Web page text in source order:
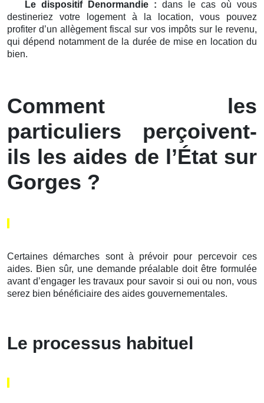
Le dispositif Denormandie : dans le cas où vous
destineriez votre logement à la location, vous pouvez
profiter d’un allègement fiscal sur vos impôts sur le revenu,
qui dépend notamment de la durée de mise en location du
bien.
Comment les
particuliers perçoivent-
ils les aides de l’État sur
Gorges ?
Certaines démarches sont à prévoir pour percevoir ces
aides. Bien sûr, une demande préalable doit être formulée
avant d’engager les travaux pour savoir si oui ou non, vous
serez bien bénéficiaire des aides gouvernementales.
Le processus habituel